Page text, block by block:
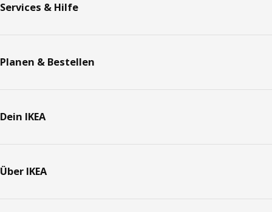
Services & Hilfe
Planen & Bestellen
Dein IKEA
Über IKEA